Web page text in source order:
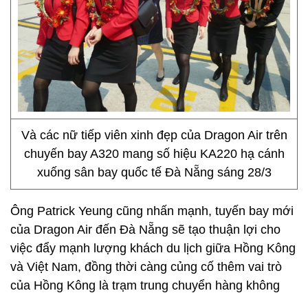
Và các nữ tiếp viên xinh đẹp của Dragon Air trên
chuyến bay A320 mang số hiệu KA220 hạ cánh
xuống sân bay quốc tế Đà Nẵng sáng 28/3
Ông Patrick Yeung cũng nhấn mạnh, tuyến bay mới
của Dragon Air đến Đà Nẵng sẽ tạo thuận lợi cho
việc đẩy mạnh lượng khách du lịch giữa Hồng Kông
và Việt Nam, đồng thời càng củng cố thêm vai trò
của Hồng Kông là trạm trung chuyển hàng không